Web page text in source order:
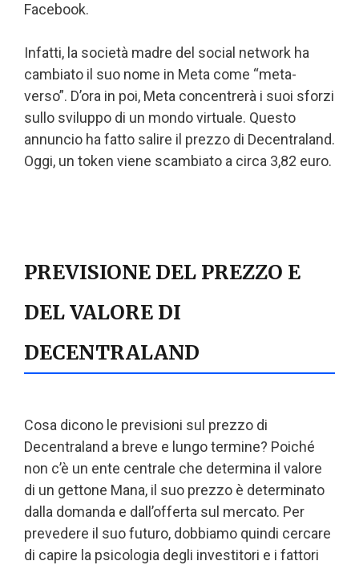
Facebook.
Infatti, la società madre del social network ha
cambiato il suo nome in Meta come “meta-
verso”. D’ora in poi, Meta concentrerà i suoi sforzi
sullo sviluppo di un mondo virtuale. Questo
annuncio ha fatto salire il prezzo di Decentraland.
Oggi, un token viene scambiato a circa 3,82 euro.
PREVISIONE DEL PREZZO E
DEL VALORE DI
DECENTRALAND
Cosa dicono le previsioni sul prezzo di
Decentraland a breve e lungo termine? Poiché
non c’è un ente centrale che determina il valore
di un gettone Mana, il suo prezzo è determinato
dalla domanda e dall’offerta sul mercato. Per
prevedere il suo futuro, dobbiamo quindi cercare
di capire la psicologia degli investitori e i fattori